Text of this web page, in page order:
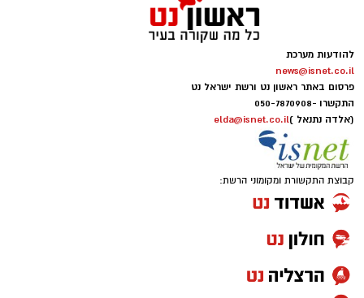
להודעות מערכת
news@isnet.co.il
פרסום באתר ראשון נט ורשת ישראל נט
התקשרו -050-7870908
(אלדה נתנאל )elda@isnet.co.il
קבוצת התקשורת ומקומוני הרשת: